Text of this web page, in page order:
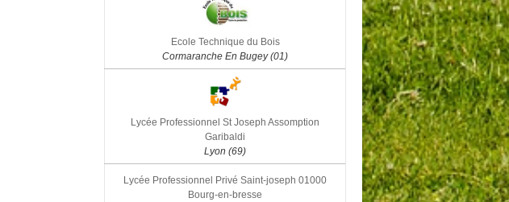
Ecole Technique du Bois
Cormaranche En Bugey (01)
Lycée Professionnel St Joseph Assomption
Garibaldi
Lyon (69)
Lycée Professionnel Privé Saint-joseph 01000
Bourg-en-bresse